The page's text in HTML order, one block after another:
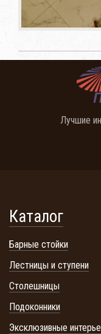
Лучшие
Каталог
Барные стойки
Лестницы и ступени
Столешницы
Подоконники
Эксклюзивные